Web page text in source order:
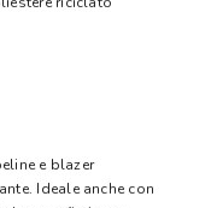
e blazer
Ideale anche con